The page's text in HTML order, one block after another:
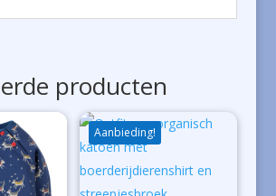
producten
Aanbieding!